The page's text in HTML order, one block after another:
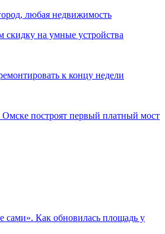
любая недвижимость
скидку на умные устройства
к концу недели
Омске построят первый платный мост
сами». Как обновилась площадь у